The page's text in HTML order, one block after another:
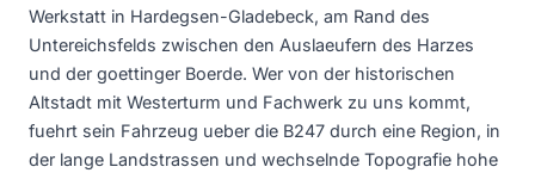
Werkstatt in Hardegsen-Gladebeck, am Rand des
Untereichsfelds zwischen den Auslaeufern des Harzes
und der goettinger Boerde. Wer von der historischen
Altstadt mit Westerturm und Fachwerk zu uns kommt,
fuehrt sein Fahrzeug ueber die B247 durch eine Region, in
der lange Landstrassen und wechselnde Topografie hohe